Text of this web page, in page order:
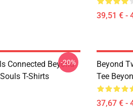
39,51 € -
Connected Beyond
T-Shirts
-20%
Beyond
Tee
37,67 € -